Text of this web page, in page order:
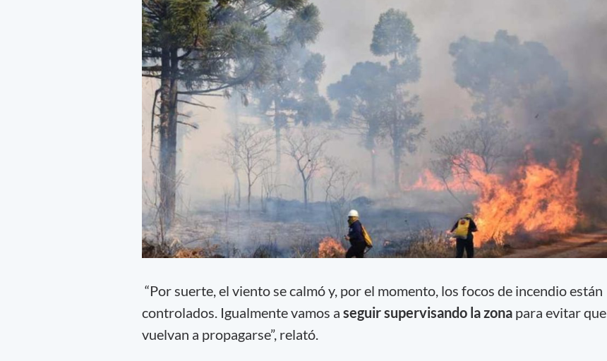
“Por suerte, el viento se calmó y, por el momento, los focos de incendio están
controlados. Igualmente vamos a seguir supervisando la zonapara evitar que
vuelvan a propagarse”, relató.